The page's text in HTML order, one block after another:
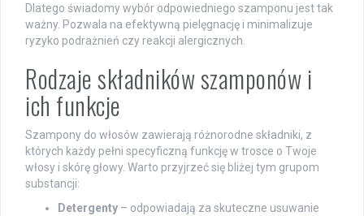
Dlatego świadomy wybór odpowiedniego szamponu jest tak
ważny. Pozwala na efektywną pielęgnację i minimalizuje
ryzyko podrażnień czy reakcji alergicznych.
Rodzaje składników szamponów i
ich funkcje
Szampony do włosów zawierają różnorodne składniki, z
których każdy pełni specyficzną funkcję w trosce o Twoje
włosy i skórę głowy. Warto przyjrzeć się bliżej tym grupom
substancji:
Detergenty – odpowiadają za skuteczne usuwanie